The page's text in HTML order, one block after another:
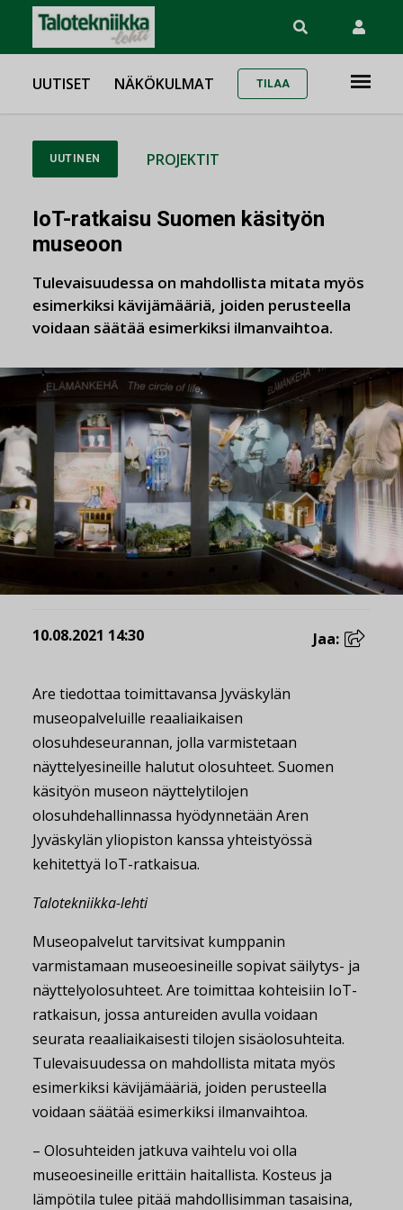
UUTISET NÄKÖKULMAT TILAA
UUTINEN PROJEKTIT
IoT-ratkaisu Suomen käsityön
museoon
Tulevaisuudessa on mahdollista mitata myös
esimerkiksi kävijämääriä, joiden perusteella
voidaan säätää esimerkiksi ilmanvaihtoa.
10.08.2021 14:30 Jaa:
Are tiedottaa toimittavansa Jyväskylän
museopalveluille reaaliaikaisen
olosuhdeseurannan, jolla varmistetaan
näyttelyesineille halutut olosuhteet. Suomen
käsityön museon näyttelytilojen
olosuhdehallinnassa hyödynnetään Aren
Jyväskylän yliopiston kanssa yhteistyössä
kehitettyä IoT-ratkaisua.
Talotekniikka-lehti
Museopalvelut tarvitsivat kumppanin
varmistamaan museoesineille sopivat säilytys- ja
näyttelyolosuhteet. Are toimittaa kohteisiin IoT-
ratkaisun, jossa antureiden avulla voidaan
seurata reaaliaikaisesti tilojen sisäolosuhteita.
Tulevaisuudessa on mahdollista mitata myös
esimerkiksi kävijämääriä, joiden perusteella
voidaan säätää esimerkiksi ilmanvaihtoa.
– Olosuhteiden jatkuva vaihtelu voi olla
museoesineille erittäin haitallista. Kosteus ja
lämpötila tulee pitää mahdollisimman tasaisina,